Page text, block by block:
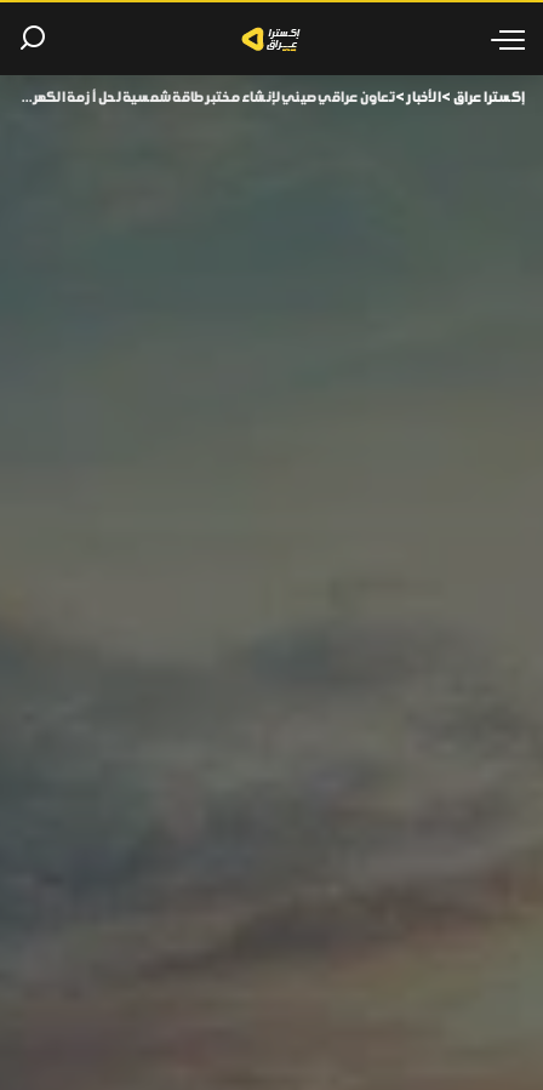
إكسترا عراق >الأخبار>تعاون عراقي صيني لإنشاء مختبر طاقة شمسية لحل أزمة الكهرباء